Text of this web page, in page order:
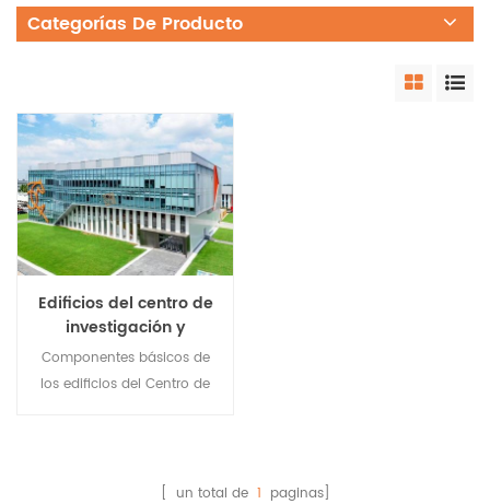
Categorías De Producto
Edificios del centro de
investigación y
desarrollo de
estructuras de acero
Componentes básicos de
los edificios del Centro de
industrialización y corto[ un total de 1 paginas]